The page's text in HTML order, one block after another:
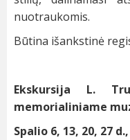
nuotraukomis.
Būtina išankstinė
Ekskursija L.
memorialiniame
Spalio 6, 13, 20, 27